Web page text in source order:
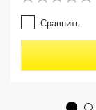
r
e
n
t
p
r
.
0
и
5
Сравнить